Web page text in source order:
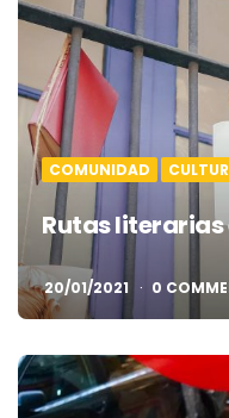
COMUNIDAD
Rutas literarias
20/01/2021 0